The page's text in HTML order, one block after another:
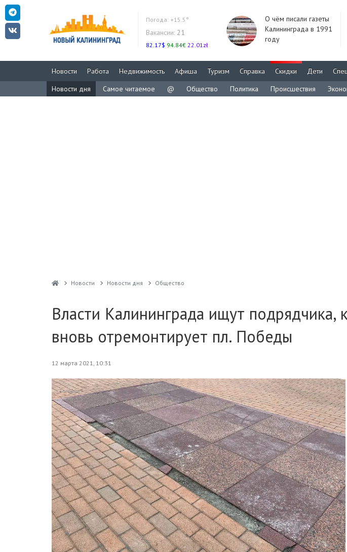
Погода: +15.5°
Вакансии: 21
82.17$ 94.84€ 22.01zł
О чём писали газеты
Калининграда в 1991
году
Новости Работа Недвижимость Афиша Туризм Справка Скидки Дети
Новости дня
Самое читаемое @ Общество Политика Происшествия
Новости Новости дня Общество
Власти Калининграда ищут подрядчика,
вновь отремонтирует пл. Победы
12 марта 2021, 10:31